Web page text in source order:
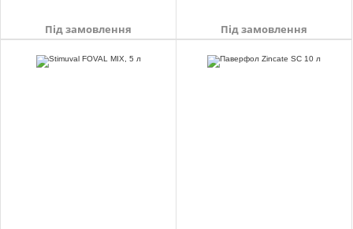
Під замовлення Під замовлення